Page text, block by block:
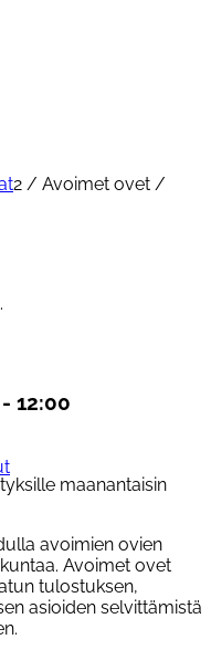
2 / Avoimet ovet /
- 12:00
maanantaisin
avoimien ovien
Avoimet ovet
tulostuksen,
asioiden selvittämistä